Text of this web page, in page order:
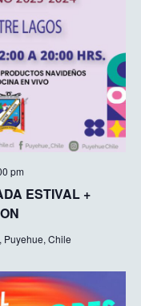
ESTIVAL +
pm
Puyehue, Chile